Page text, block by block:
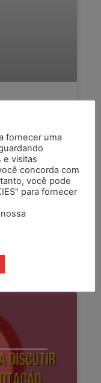
da diretoria
do
com
fornecer uma
e visitas
concorda com
você pode
para fornecer